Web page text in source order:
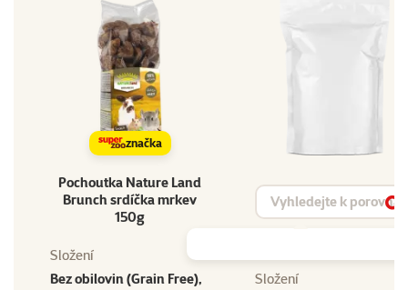
značka
Pochoutka Nature Land
Brunch srdíčka mrkev
150g
Vyhledat produkt
Složení
Bez obilovin (Grain Free),
Složení